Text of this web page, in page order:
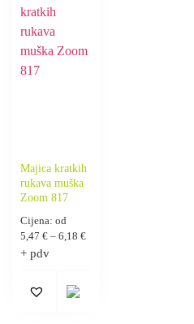
Majica kratkih
rukava muška
Zoom 817
Cijena: od
5,47 € – 6,18 €
+ pdv